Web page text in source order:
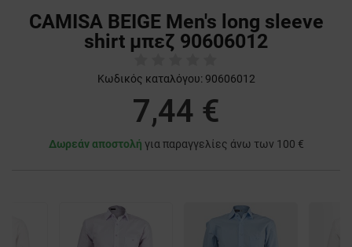
CAMISA BEIGE Men's long sleeve
shirt μπεζ 90606012
Κωδικός καταλόγου: 90606012
7,44 €
Δωρεάν αποστολή για παραγγελίες άνω των 100 €